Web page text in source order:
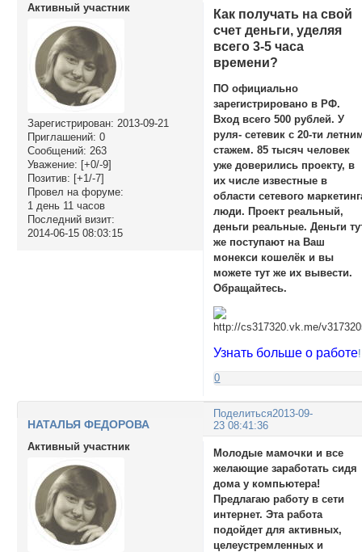
Активный участник
Зарегистрирован: 2013-09-21
Приглашений: 0
Сообщений: 263
Уважение: [+0/-9]
Позитив: [+1/-7]
Провел на форуме:
1 день 11 часов
Последний визит:
2014-06-15 08:03:15
Как получать на свой
счет деньги, уделяя
всего 3-5 часа
времени?
ПО официально
зарегистрировано в РФ.
Вход всего 500 рублей. У
руля- сетевик с 20-ти
стажем. 85 тысяч человек
уже доверились проекту, в
их числе известные в
области сетевого
люди. Проект реальный,
деньги реальные. Деньги
же поступают на Ваш
монекси кошелёк и вы
можете тут же их вывести.
Обращайтесь.
Узнать больше о работе!
0
Поделиться2013-09-
23 08:41:36
НАТАЛЬЯ ФЕДОРОВА
Активный участник
Молодые мамочки и все
желающие заработать сидя
дома у компьютера!
Предлагаю работу в сети
интернет. Эта работа
подойдет для активных,
целеустремленных и